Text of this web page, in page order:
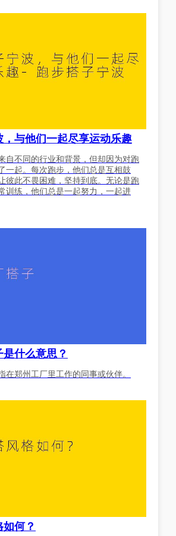
，与他们一起尽享运动乐趣
自不同的行业和背景，但却因为对跑
一起。每次跑步，他们总是互相鼓
彼此不畏困难，坚持到底。无论是跑
训练，他们总是一起努力，一起进
什么意思？
在郑州工厂里工作的同事或伙伴。
何？